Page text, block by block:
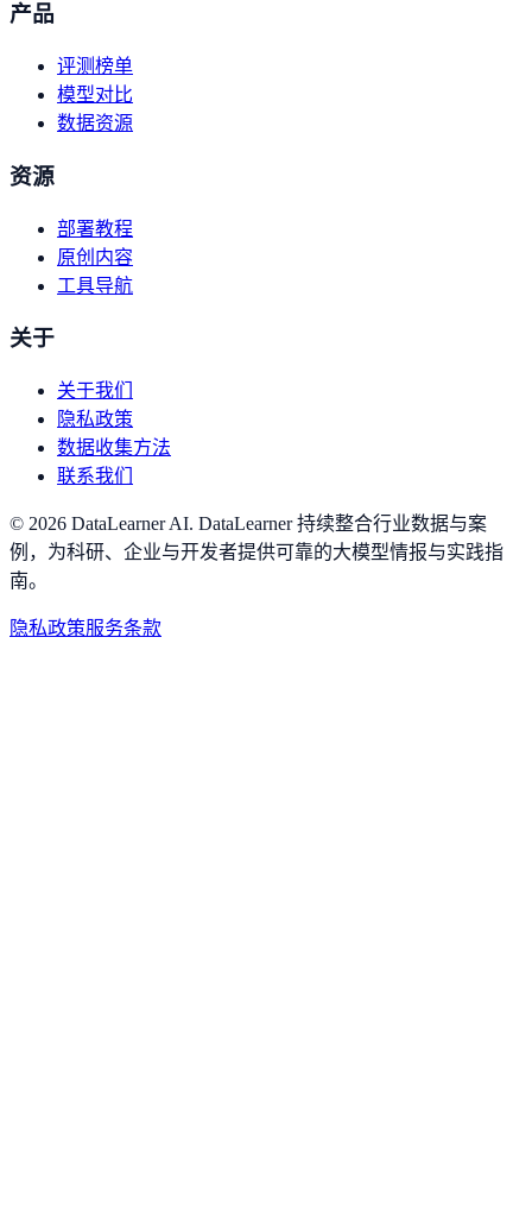
产品
评测榜单
模型对比
数据资源
资源
部署教程
原创内容
工具导航
关于
关于我们
隐私政策
数据收集方法
联系我们
© 2026 DataLearner AI. DataLearner 持续整合行业数据与案
例，为科研、企业与开发者提供可靠的大模型情报与实践指
南。
隐私政策服务条款